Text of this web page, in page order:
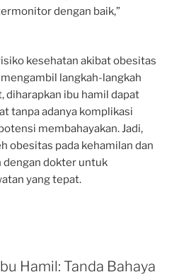
dengan baik,”
kesehatan akibat obesitas
langkah-langkah
diharapkan ibu hamil dapat
tanpa adanya komplikasi
membahayakan. Jadi,
obesitas pada kehamilan dan
dengan dokter untuk
yang tepat.
Hamil: Tanda Bahaya